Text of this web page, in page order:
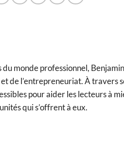
monde professionnel,
de l’entrepreneuriat. À travers
pour aider les lecteurs à
qui s’offrent à eux.